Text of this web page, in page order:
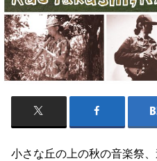
小さな丘の上の秋の音楽祭、